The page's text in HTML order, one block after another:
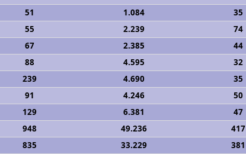
51 1.084 35
55 2.239 74
67 2.385 44
88 4.595 32
239 4.690 35
91 4.246 50
129 6.381 47
948 49.236 417
835 33.229 381